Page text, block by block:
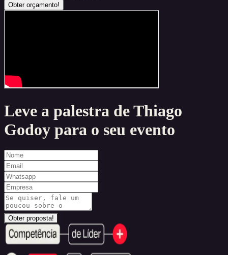
Obter orçamento!
Leve a palestra deThiago
Godoy para o seu evento
Obter proposta!